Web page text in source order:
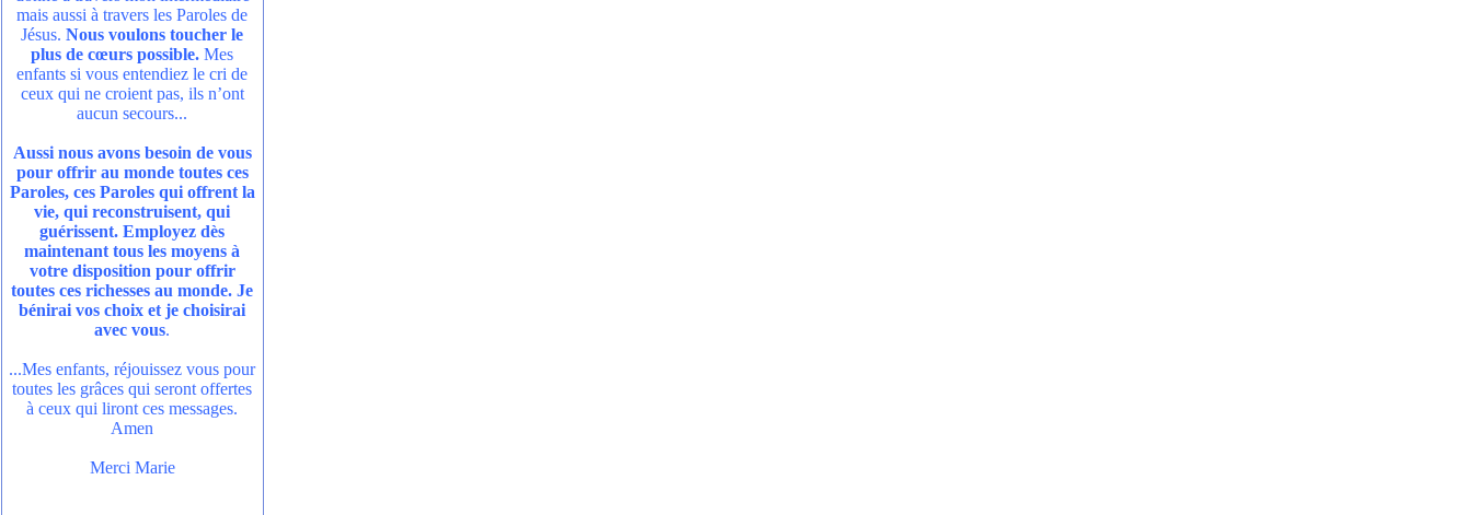
mais aussi à travers les Paroles de
Jésus.Nous voulons toucher le
plus de cœurs possible. Mes
enfants si vous entendiez le cri de
ceux qui ne croient pas, ils n’ont
aucun secours...
Aussi nous avons besoin de vous
pour offrir au monde toutes ces
Paroles, ces Paroles qui offrent la
vie, qui reconstruisent, qui
guérissent. Employez dès
maintenant tous les moyens à
votre disposition pour offrir
toutes ces richesses au monde. Je
bénirai vos choix et je choisirai
avec vous.
...Mes enfants, réjouissez vous pour
toutes les grâces qui seront offertes
à ceux qui liront ces messages.
Amen
Merci Marie